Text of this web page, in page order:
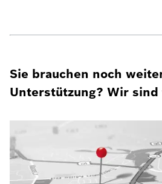
Sie brauchen noch
Unterstützung? Wir sind